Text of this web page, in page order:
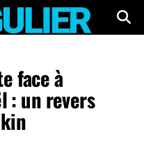
face à
: un revers